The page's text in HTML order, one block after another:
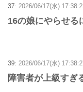
37: 2026/06/17(水)
16の娘にやらせる
39: 2026/06/17(水)
障害者が上級すぎ